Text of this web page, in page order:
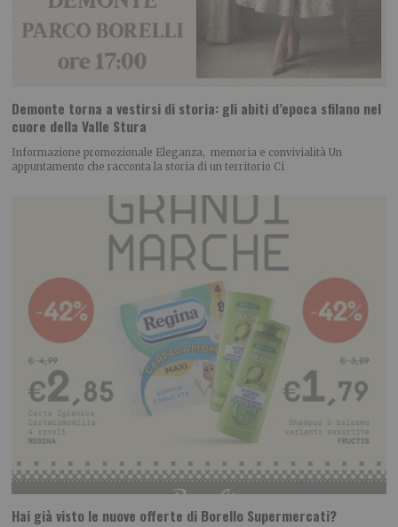
Demonte torna a vestirsi di storia: gli abiti d’epoca sfilano nel
cuore della Valle Stura
Informazione promozionale Eleganza, memoria e convivialità Un
appuntamento che racconta la storia di un territorio Ci
Hai già visto le nuove offerte di Borello Supermercati?